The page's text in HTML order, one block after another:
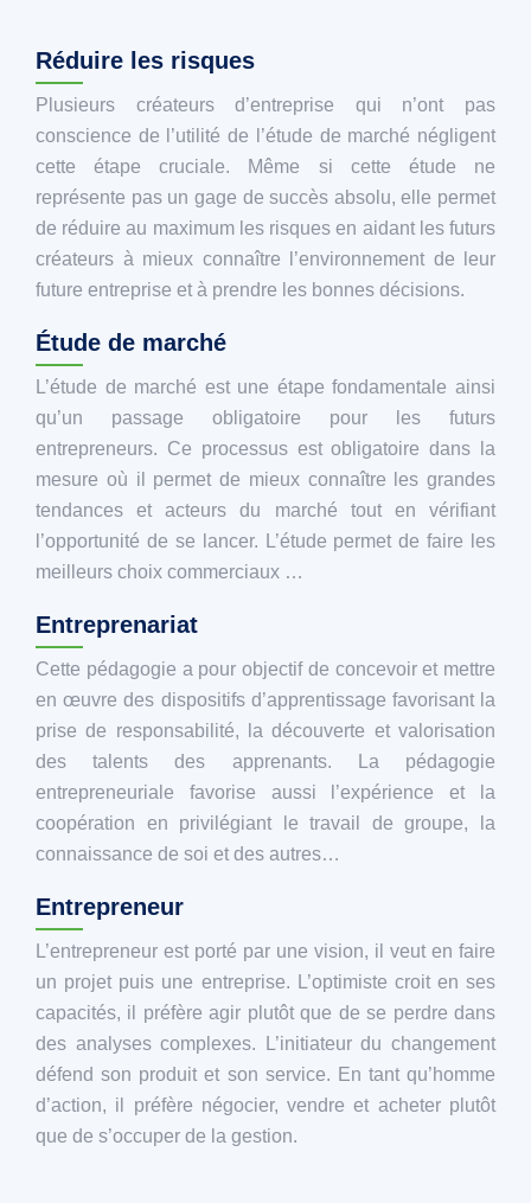
Réduire les risques
Plusieurs créateurs d’entreprise qui n’ont pas
conscience de l’utilité de l’étude de marché négligent
cette étape cruciale. Même si cette étude ne
représente pas un gage de succès absolu, elle permet
de réduire au maximum les risques en aidant les futurs
créateurs à mieux connaître l’environnement de leur
future entreprise et à prendre les bonnes décisions.
Étude de marché
L’étude de marché est une étape fondamentale ainsi
qu’un passage obligatoire pour les futurs
entrepreneurs. Ce processus est obligatoire dans la
mesure où il permet de mieux connaître les grandes
tendances et acteurs du marché tout en vérifiant
l’opportunité de se lancer. L’étude permet de faire les
meilleurs choix commerciaux …
Entreprenariat
Cette pédagogie a pour objectif de concevoir et mettre
en œuvre des dispositifs d’apprentissage favorisant la
prise de responsabilité, la découverte et valorisation
des talents des apprenants. La pédagogie
entrepreneuriale favorise aussi l’expérience et la
coopération en privilégiant le travail de groupe, la
connaissance de soi et des autres…
Entrepreneur
L’entrepreneur est porté par une vision, il veut en faire
un projet puis une entreprise. L’optimiste croit en ses
capacités, il préfère agir plutôt que de se perdre dans
des analyses complexes. L’initiateur du changement
défend son produit et son service. En tant qu’homme
d’action, il préfère négocier, vendre et acheter plutôt
que de s’occuper de la gestion.